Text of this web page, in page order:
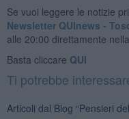
Se vuoi leggere le notizie
Newsletter QUInews -
alle 20:00 direttamente
Basta cliccare QUI
Ti potrebbe
Articoli dal Blog “Pensieri